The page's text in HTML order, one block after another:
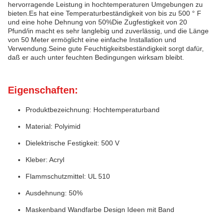
hervorragende Leistung in hochtemperaturen Umgebungen zu
bieten.Es hat eine Temperaturbeständigkeit von bis zu 500 ° F
und eine hohe Dehnung von 50%Die Zugfestigkeit von 20
Pfund/in macht es sehr langlebig und zuverlässig, und die Länge
von 50 Meter ermöglicht eine einfache Installation und
Verwendung.Seine gute Feuchtigkeitsbeständigkeit sorgt dafür,
daß er auch unter feuchten Bedingungen wirksam bleibt.
Eigenschaften:
Produktbezeichnung: Hochtemperaturband
Material: Polyimid
Dielektrische Festigkeit: 500 V
Kleber: Acryl
Flammschutzmittel: UL 510
Ausdehnung: 50%
Maskenband Wandfarbe Design Ideen mit Band